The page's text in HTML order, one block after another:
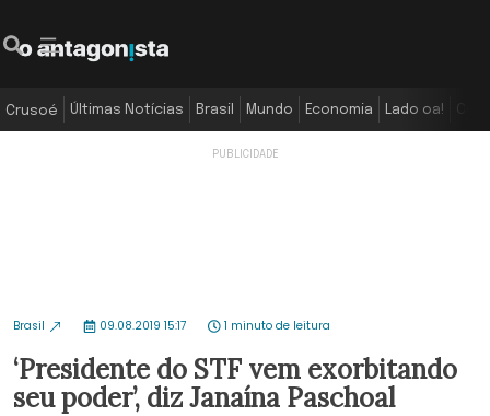
Crusoé Últimas Notícias Brasil Mundo Economia Lado oa!
Brasil 09.08.2019 15:17 1 minuto de leitura
‘Presidente do STF vem exorbitando
seu poder’, diz Janaína Paschoal